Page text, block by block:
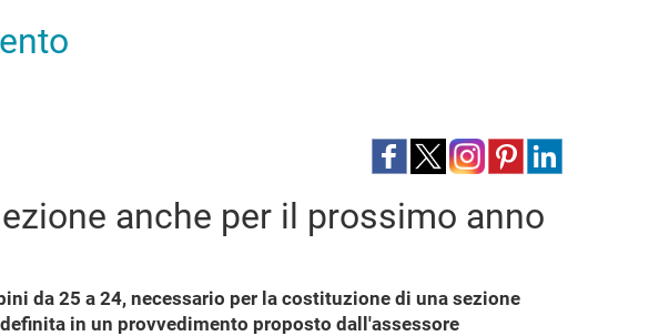
anche per il prossimo anno
da 25 a 24, necessario per la costituzione di una sezione
in un provvedimento proposto dall'assessore